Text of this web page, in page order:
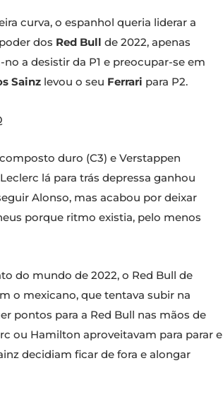
curva, o espanhol queria liderar a
dos Red Bull de 2022, apenas
a desistir da P1 e preocupar-se em
Sainz levou o seu Ferrari para P2.
duro (C3) e Verstappen
lá para trás depressa ganhou
Alonso, mas acabou por deixar
porque ritmo existia, pelo menos
do mundo de 2022, o Red Bull de
o mexicano, que tentava subir na
pontos para a Red Bull nas mãos de
ou Hamilton aproveitavam para parar e
decidiam ficar de fora e alongar